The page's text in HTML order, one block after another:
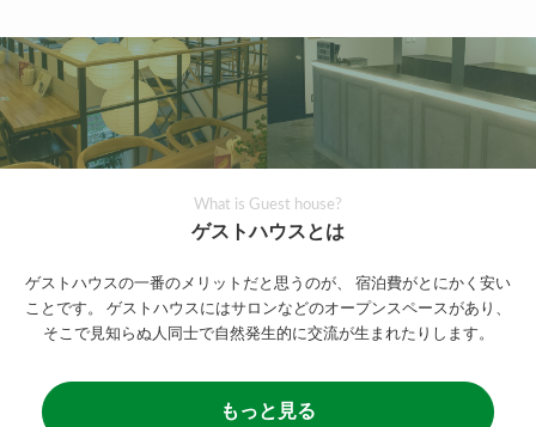
What is Guest house?
ゲストハウスとは
ゲストハウスの一番のメリットだと思うのが、
宿泊費がとにかく安い
ことです。
ゲストハウスにはサロンなどのオープンスペースがあり、
そこで見知らぬ人同士で自然発生的に交流が生まれたりします。
もっと見る